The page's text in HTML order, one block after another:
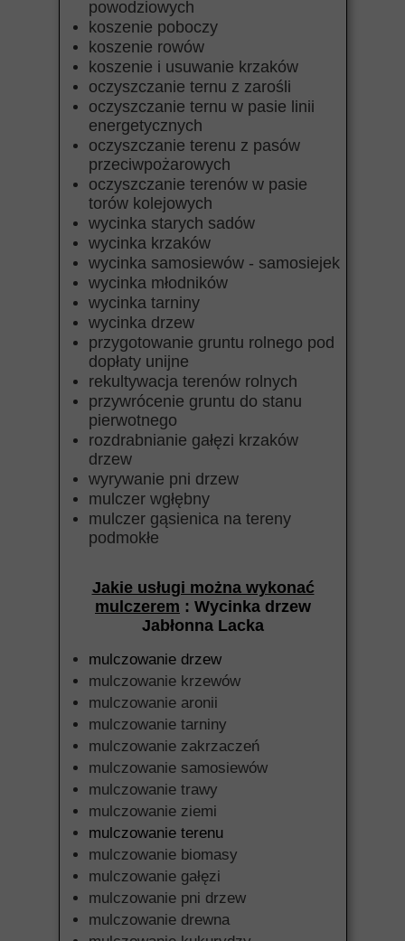
powodziowych
koszenie poboczy
koszenie rowów
koszenie i usuwanie krzaków
oczyszczanie ternu z zarośli
oczyszczanie ternu w pasie linii
energetycznych
oczyszczanie terenu z pasów
przeciwpożarowych
oczyszczanie terenów w pasie
torów kolejowych
wycinka starych sadów
wycinka krzaków
wycinka samosiewów - samosiejek
wycinka młodników
wycinka tarniny
wycinka drzew
przygotowanie gruntu rolnego pod
dopłaty unijne
rekultywacja terenów rolnych
przywrócenie gruntu do stanu
pierwotnego
rozdrabnianie gałęzi krzaków
drzew
wyrywanie pni drzew
mulczer wgłębny
mulczer gąsienica na tereny
podmokłe
Jakie usługi można wykonać
mulczerem : Wycinka drzew
Jabłonna Lacka
mulczowanie drzew
mulczowanie krzewów
mulczowanie aronii
mulczowanie tarniny
mulczowanie zakrzaczeń
mulczowanie samosiewów
mulczowanie trawy
mulczowanie ziemi
mulczowanie terenu
mulczowanie biomasy
mulczowanie gałęzi
mulczowanie pni drzew
mulczowanie drewna